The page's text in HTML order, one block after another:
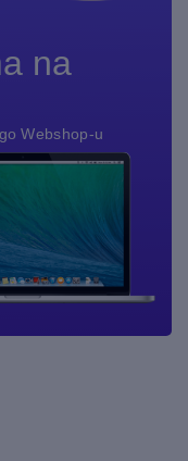
na
Webshop-u